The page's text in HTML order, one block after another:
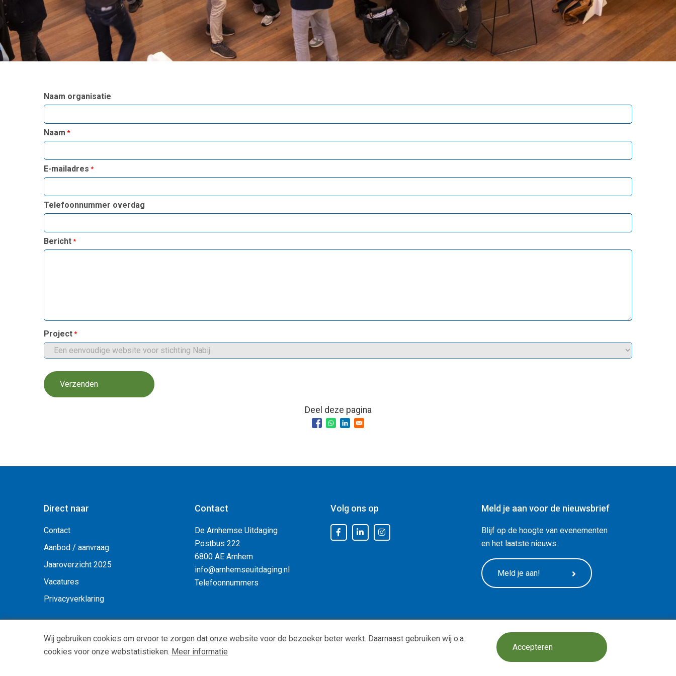
Wij gebruiken cookies om ervoor te zorgen dat onze website voor de bezoeker beter werkt. Daarnaast gebruiken wij o.a.
cookies voor onze webstatistieken. Meer informatie Accepteren
Naam organisatie
Naam
E-mailadres
Telefoonnummer overdag
Bericht
Project
Deel deze pagina
Direct naar
Contact
Aanbod / aanvraag
Jaaroverzicht 2025
Vacatures
Privacyverklaring
Contact
De Arnhemse Uitdaging
Postbus 222
6800 AE Arnhem
info@arnhemseuitdaging.nl
Telefoonnummers
Volg ons op Meld je aan voor de nieuwsbrief
Blijf op de hoogte van evenementen
en het laatste nieuws.
Meld je aan!
Privacy|ANBI status| Copyright © -De Arnhemse Uitdaging BOOOM Digital